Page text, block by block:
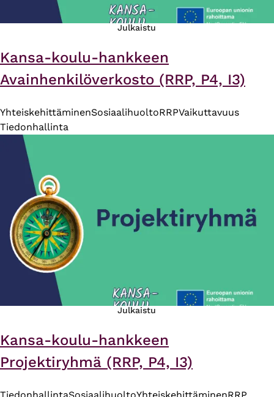
Julkaistu
Kansa-koulu-hankkeen
Avainhenkilöverkosto (RRP, P4, I3)
YhteiskehittäminenSosiaalihuoltoRRPVaikuttavuus
Tiedonhallinta
Julkaistu
Kansa-koulu-hankkeen
Projektiryhmä (RRP, P4, I3)